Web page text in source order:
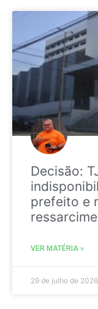
Decisão:
prefeito e
VER MATÉRIA »
29 de julho de 2026